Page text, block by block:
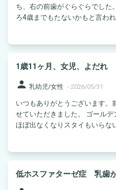
ち、右の前歯がぐらぐらでした
ろ4歳までもたないかもと言われ
1歳11ヶ月、女児、よだれ
person 乳幼児/女性 - 2026/05/31
いつもありがとうございます。
せていただきました。 ゴール
ほぼ出なくなりスタイもいらない
低ホスファターゼ症 乳歯